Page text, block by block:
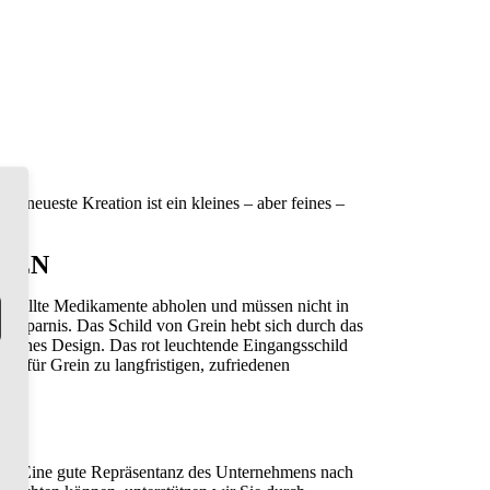
neueste Kreation ist ein kleines – aber feines –
Medikamente abholen und müssen nicht in
Das Schild von Grein hebt sich durch das
Design. Das rot leuchtende Eingangsschild
für Grein zu langfristigen, zufriedenen
. Eine gute Repräsentanz des Unternehmens nach